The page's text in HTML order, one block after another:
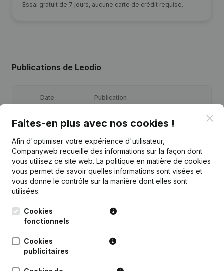
Essai gratuit de 7 jours, aucune carte de crédit requise.
Publications de Leodio
Date Publication
13-08-2024 Demissions, Nominations
13-03-2023 Demissions, Nominations - Divers
24-09-2021
Demissions, Nominations - Statuts
(Traduction, Coordination, Autres
26-11-2015
Siège Social - Demissions,
Autres Modifications, …)
Faites-en plus avec nos cookies !
Afin d'optimiser votre expérience d'utilisateur,
Companyweb recueille des informations sur la façon dont
vous utilisez ce site web. La politique en matière de cookies
vous permet de savoir quelles informations sont visées et
vous donne le contrôle sur la manière dont elles sont
utilisées.
Cookies
fonctionnels
Cookies
publicitaires